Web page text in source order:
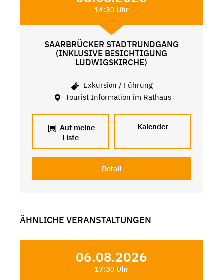
14:30 Uhr
SAARBRÜCKER STADTRUNDGANG
(INKLUSIVE BESICHTIGUNG
LUDWIGSKIRCHE)
Exkursion / Führung
Tourist Information im Rathaus
Auf meine
Liste
Kalender
Detail
ÄHNLICHE VERANSTALTUNGEN
06.08.2026
17:30 Uhr